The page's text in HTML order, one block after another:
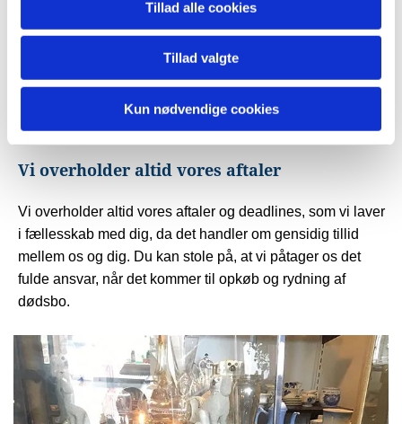
Tillad alle cookies
Tillad valgte
Kun nødvendige cookies
Vi laver altid en kontrakt, inden arbejdet begynder, som
sikkerhed til arvingerne/bobestyreren. Alle aftaler bliver
nedskrevet på papir, og alle handler bliver altid betalt
kontant på stedet eller med bankoverførsel.
Vi overholder altid vores aftaler
Vi overholder altid vores aftaler og deadlines, som vi laver
i fællesskab med dig, da det handler om gensidig tillid
mellem os og dig. Du kan stole på, at vi påtager os det
fulde ansvar, når det kommer til opkøb og rydning af
dødsbo.